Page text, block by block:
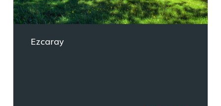
Ezcaray